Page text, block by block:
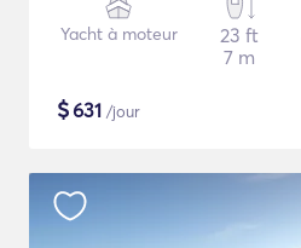
Yacht à moteur
23 ft
7 m
$631 /jour